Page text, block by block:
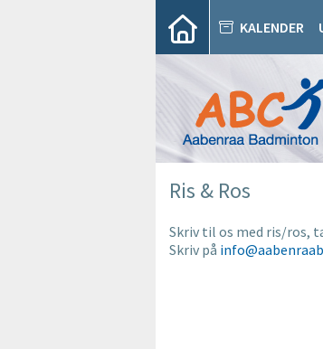
KALENDER
Ris & Ros
Skriv til os med ris/ros,
Skriv på